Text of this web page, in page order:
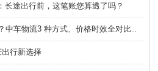
长途出行前，这笔账您算透了吗？
1000 公里汽车托运怎么算？中车物流3 种方式、价格时效全对比，看完不踩坑
行新选择